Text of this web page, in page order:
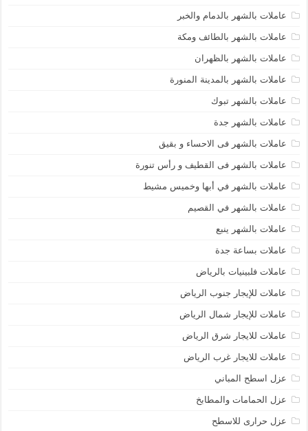
عاملات بالشهر بالدمام والخبر
عاملات بالشهر بالطائف ومكة
عاملات بالشهر بالظهران
عاملات بالشهر بالمدينة المنورة
عاملات بالشهر تبوك
عاملات بالشهر جدة
عاملات بالشهر فى الاحساء و بقيق
عاملات بالشهر فى القطيف و رأس تنورة
عاملات بالشهر في أبها وخميس مشيط
عاملات بالشهر في القصيم
عاملات بالشهر ينبع
عاملات بساعة جدة
عاملات فلبينيات بالرياض
عاملات للإيجار جنوب الرياض
عاملات للإيجار شمال الرياض
عاملات للايجار شرق الرياض
عاملات للايجار غرب الرياض
عزل اسطح المباني
عزل الحمامات والمطابخ
عزل حرارى للاسطح